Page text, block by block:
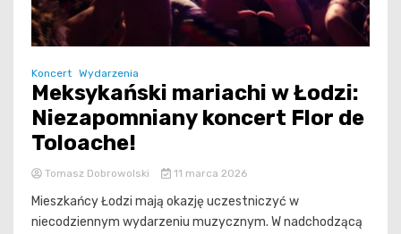
Koncert Wydarzenia
Meksykański mariachi w Łodzi:
Niezapomniany koncert Flor de
Toloache!
Tomasz Dobrowolski 11 marca 2026
Mieszkańcy Łodzi mają okazję uczestniczyć w
niecodziennym wydarzeniu muzycznym. W nadchodzącą